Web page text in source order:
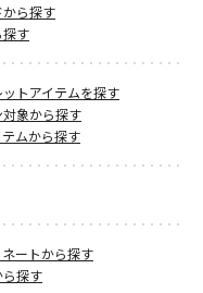
ら探す
探す
トアイテムを探す
対象から探す
ムから探す
ートから探す
ら探す